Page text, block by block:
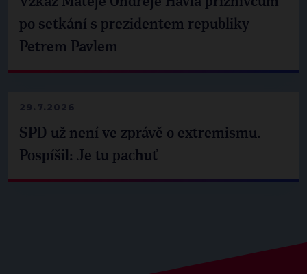
po setkání s prezidentem republiky
Petrem Pavlem
29.7.2026
SPD už není ve zprávě o extremismu.
Pospíšil: Je tu pachuť